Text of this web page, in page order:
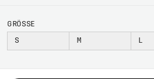
GRÖSSE
S M L